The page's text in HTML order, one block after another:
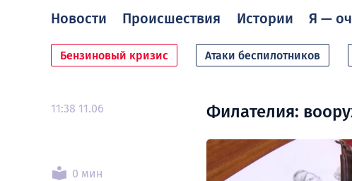
Новости Происшествия Истории Я —
Бензиновый кризис Атаки беспилотников
11:38 11.06
0 мин
Филателия: